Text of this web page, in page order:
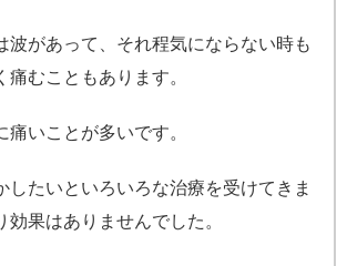
波があって、それ程気にならない時も
痛むこともあります。
痛いことが多いです。
したいといろいろな治療を受けてきま
効果はありませんでした。